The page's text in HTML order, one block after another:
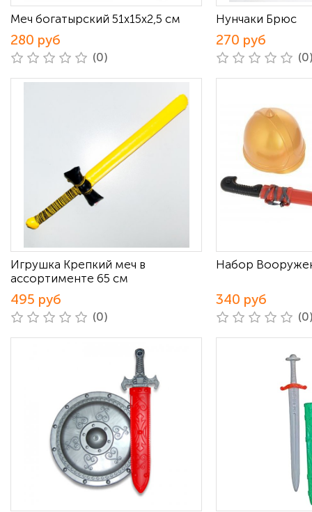
Меч богатырский 51х15х2,5 см
280 руб
(0)
Нунчаки Брюс
270 руб
Игрушка Крепкий меч в
ассортименте 65 см
495 руб
(0)
Набор
340 руб